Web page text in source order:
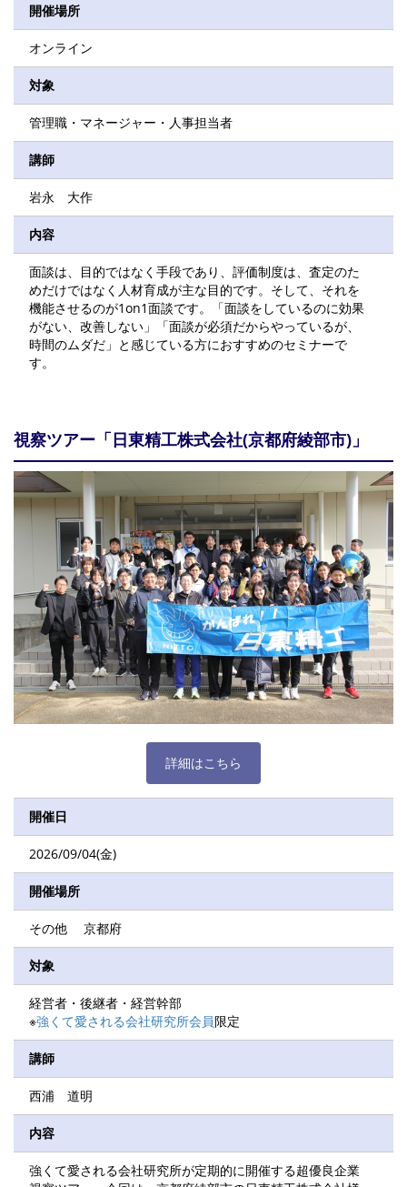
開催場所
オンライン
対象
管理職・マネージャー・人事担当者
講師
岩永 大作
内容
面談は、目的ではなく手段であり、評価制度は、査定のた
めだけではなく人材育成が主な目的です。そして、それを
機能させるのが1on1面談です。「面談をしているのに効果
がない、改善しない」「面談が必須だからやっているが、
時間のムダだ」と感じている方におすすめのセミナーで
す。
視察ツアー「日東精工株式会社(京都府綾部市)」
詳細はこちら
開催日
2026/09/04(金)
開催場所
その他 京都府
対象
経営者・後継者・経営幹部
※強くて愛される会社研究所会員限定
講師
西浦 道明
内容
強くて愛される会社研究所が定期的に開催する超優良企業